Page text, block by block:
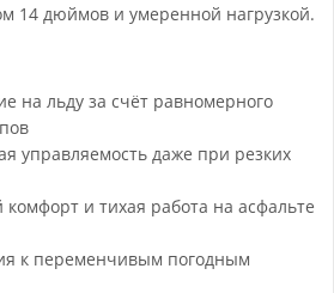
14 дюймов и умеренной нагрузкой.
на льду за счёт равномерного
управляемость даже при резких
и тихая работа на асфальте
к переменчивым погодным